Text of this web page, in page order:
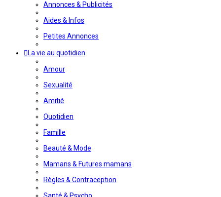
Annonces & Publicités
Aides & Infos
Petites Annonces
La vie au quotidien
Amour
Sexualité
Amitié
Quotidien
Famille
Beauté & Mode
Mamans & Futures mamans
Règles & Contraception